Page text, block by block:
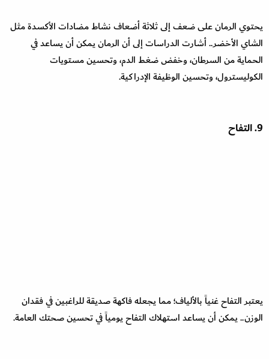
يحتوي الرمان على ضعف إلى ثلاثة أضعاف نشاط مضادات الأكسدة مثل
الشاي الأخضر.. أشارت الدراسات إلى أن الرمان يمكن أن يساعد في
الحماية من السرطان، وخفض ضغط الدم، وتحسين مستويات
الكوليسترول، وتحسين الوظيفة الإدراكية.
9. التفاح
يعتبر التفاح غنياً بالألياف؛ مما يجعله فاكهة صديقة للراغبين في فقدان
الوزن.. يمكن أن يساعد استهلاك التفاح يومياً في تحسين صحتك العامة.